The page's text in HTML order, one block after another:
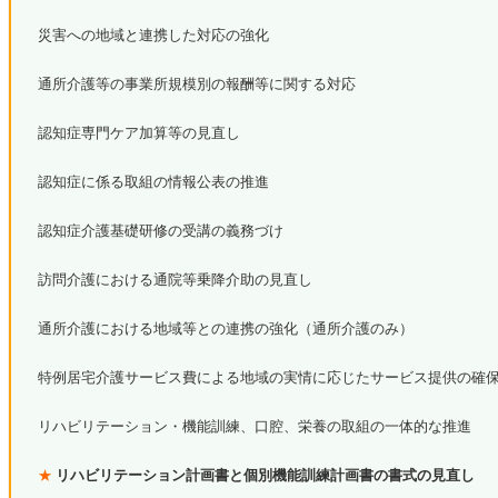
災害への地域と連携した対応の強化
通所介護等の事業所規模別の報酬等に関する対応
認知症専門ケア加算等の見直し
認知症に係る取組の情報公表の推進
認知症介護基礎研修の受講の義務づけ
訪問介護における通院等乗降介助の見直し
通所介護における地域等との連携の強化（通所介護のみ）
特例居宅介護サービス費による地域の実情に応じたサービス提供の確
リハビリテーション・機能訓練、口腔、栄養の取組の一体的な推進
★ リハビリテーション計画書と個別機能訓練計画書の書式の見直し